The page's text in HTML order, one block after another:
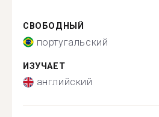
СВОБОДНЫЙ
португальский
ИЗУЧАЕТ
английский